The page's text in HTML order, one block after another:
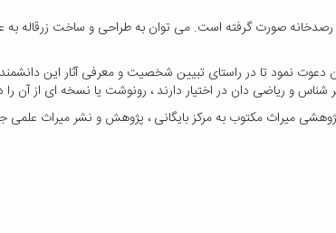
صورت گرفته است. می توان به طراحی و ساخت زرقاله به
دعوت نمود تا در راستای تبیین شخصیت و معرفی آثار این
شناس و ریاضی دان در اختیار دارند ، رونوشت یا نسخه ای از آن را
میراث مکتوب به مرکز بایگانی ، پژوهش و نشر میراث علمی